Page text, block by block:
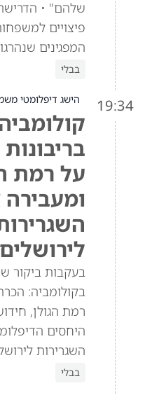
שלהם" •
פיצויים
המפגינים
בבלי
19:34 הישג דיפלומטי
על רמת
לירושלים
בעקבות ביקור
בקולומביה:
רמת הגולן,
היחסים
השגרירות
בבלי